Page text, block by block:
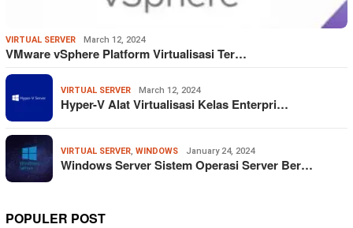
VIRTUAL SERVER March 12, 2024
VMware vSphere Platform Virtualisasi Ter…
VIRTUAL SERVER March 12, 2024
Hyper-V Alat Virtualisasi Kelas Enterpri…
VIRTUAL SERVER, WINDOWS January 24, 2024
Windows Server Sistem Operasi Server Ber…
POPULER POST